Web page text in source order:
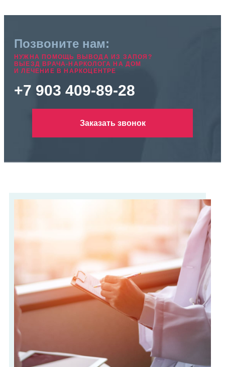
Позвоните нам:
НУЖНА ПОМОЩЬ ВЫВОДА ИЗ ЗАПОЯ?
ВЫЕЗД ВРАЧА-НАРКОЛОГА НА ДОМ
И ЛЕЧЕНИЕ В НАРКОЦЕНТРЕ
+7 903 409-89-28
Заказать звонок